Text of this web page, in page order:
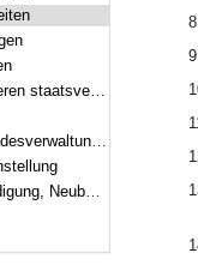
für die Klassenlotterien